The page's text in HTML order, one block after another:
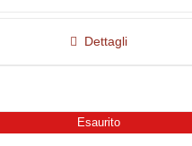
Dettagli
Esaurito